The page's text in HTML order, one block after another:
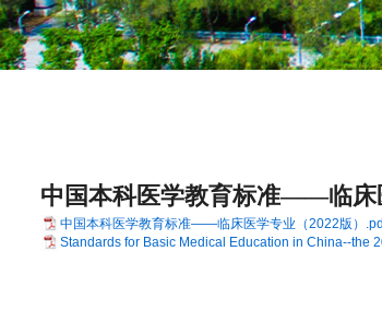
中国本科医学教育标准——临床
中国本科医学教育标准——临床医学专业（2022版）
Standards for Basic Medical Education in China--the